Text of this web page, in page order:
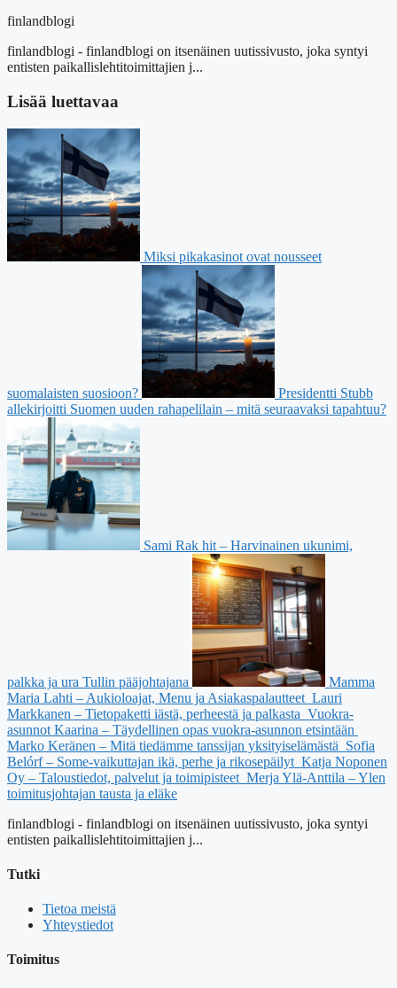
finlandblogi
finlandblogi - finlandblogi on itsenäinen uutissivusto, joka syntyi
entisten paikallislehtitoimittajien j...
Lisää luettavaa
Miksi pikakasinot ovat nousseet
suomalaisten suosioon?
Presidentti Stubb
allekirjoitti Suomen uuden rahapelilain – mitä seuraavaksi tapahtuu?
Sami Rak hit – Harvinainen ukunimi,
palkka ja ura Tullin pääjohtajana
Mamma
Maria Lahti – Aukioloajat, Menu ja Asiakaspalautteet Lauri
Markkanen – Tietopaketti iästä, perheestä ja palkasta Vuokra-
asunnot Kaarina – Täydellinen opas vuokra-asunnon etsintään
Marko Keränen – Mitä tiedämme tanssijan yksityiselämästä Sofia
Belórf – Some-vaikuttajan ikä, perhe ja rikosepäilyt Katja Noponen
Oy – Taloustiedot, palvelut ja toimipisteet Merja Ylä-Anttila – Ylen
toimitusjohtajan tausta ja eläke
finlandblogi - finlandblogi on itsenäinen uutissivusto, joka syntyi
entisten paikallislehtitoimittajien j...
Tutki
Tietoa meistä
Yhteystiedot
Toimitus